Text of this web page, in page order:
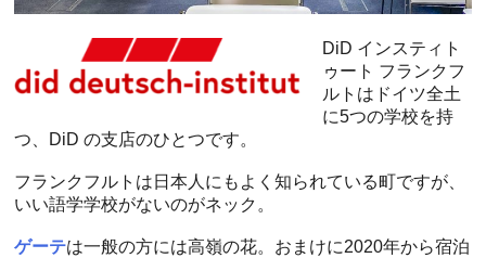
DiD インスティト
ゥート フランクフ
ルトはドイツ全土
に5つの学校を持
つ、DiD の支店のひとつです。
フランクフルトは日本人にもよく知られている町ですが、
いい語学学校がないのがネック。
ゲーテは一般の方には高嶺の花。おまけに2020年から宿泊